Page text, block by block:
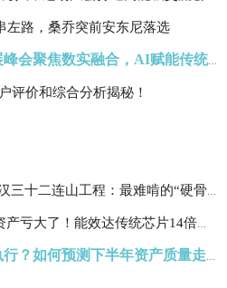
左路，桑乔突前安东尼落选
广州人工智能高质量发展峰会聚焦数实融合，AI赋能传统产业转型升级
评价和综合分析揭秘！